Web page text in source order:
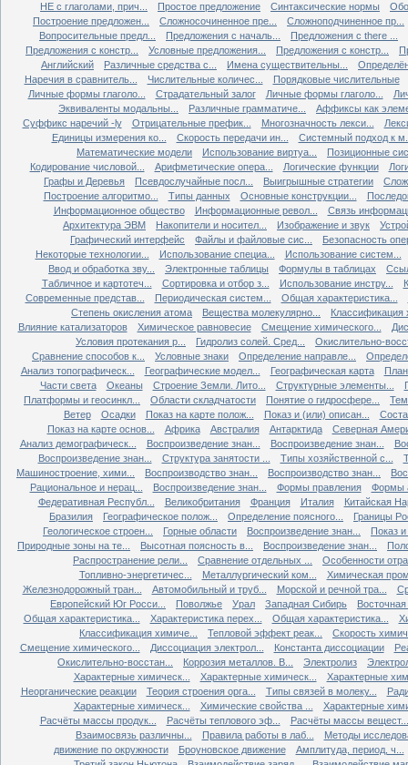
НЕ с глаголами, прич...
Простое предложение Синтаксические нормы
Построение предложен...
Сложносочиненное пре...
Сложноподчиненное пр...
Вопросительные предл...
Предложения с началь...
Предложения с there ...
Предложения с констр...
Условные предложения... Предложения с констр...
Английский
Различные средства с... Имена существительны...
Наречия в сравнитель...
Числительные количес...
Порядковые числительные
Личные формы глаголо...
Страдательный залог Личные формы глаголо...
Эквиваленты модальны...
Различные грамматиче...
Аффиксы как
Суффикс наречий -ly
Отрицательные префик... Многозначность лекси...
Единицы измерения ко...
Скорость передачи ин...
Системный подход к
Математические модели
Использование виртуа...
Позиционные
Кодирование числовой...
Арифметические опера... Логические функции
Графы и Деревья
Псевдослучайные посл... Выигрышные стратегии
Построение алгоритмо...
Типы данных Основные конструкции...
Информационное общество
Информационные револ...
Связь
Архитектура ЭВМ
Накопители и носител... Изображение и звук
Графический интерфейс
Файлы и файловые сис...
Безопасность
Некоторые технологии...
Использование специа...
Использование систем...
Ввод и обработка зву...
Электронные таблицы Формулы в таблицах
Табличное и картотеч...
Сортировка и отбор з... Использование инстру...
Современные представ...
Периодическая систем... Общая характеристика...
Степень окисления атома
Вещества молекулярно...
Классификация
Влияние катализаторов
Химическое равновесие Смещение химического...
Условия протекания р...
Гидролиз солей. Сред...
Окислительно-
Сравнение способов к...
Условные знаки Определение направле...
Анализ топографическ...
Географические модел... Географическая карта
Части света
Океаны Строение Земли. Лито... Структурные элементы...
Платформы и геосинкл...
Области складчатости Понятие о гидросфере...
Ветер
Осадки Показ на карте полож... Показ и (или) описан...
Показ на карте основ...
Африка Австралия Антарктида
Северная
Анализ демографическ...
Воспроизведение знан... Воспроизведение знан...
Воспроизведение знан...
Структура занятости ... Типы хозяйственной с...
Машиностроение, хими...
Воспроизводство знан... Воспроизводство знан...
Рациональное и нерац...
Воспроизведение знан... Формы правления
Формы
Федеративная Республ...
Великобритания Франция Италия
Китайская
Бразилия
Географическое полож... Определение поясного...
Границы
Геологическое строен...
Горные области Воспроизведение знан...
Показ
Природные зоны на те...
Высотная поясность в... Воспроизведение знан...
Распространение рели...
Сравнение отдельных ...
Особенности
Топливно-энергетичес...
Металлургический ком...
Химическая
Железнодорожный тран...
Автомобильный и труб... Морской и речной тра...
Европейский Юг Росси...
Поволжье Урал Западная Сибирь
Общая характеристика...
Характеристика перех... Общая характеристика...
Классификация химиче...
Тепловой эффект реак...
Скорость
Смещение химического...
Диссоциация электрол... Константа диссоциации
Окислительно-восстан...
Коррозия металлов. В... Электролиз
Характерные химическ...
Характерные химическ...
Характерные
Неорганические реакции
Теория строения орга... Типы связей в молеку...
Характерные химическ...
Химические свойства ...
Характерные
Расчёты массы продук...
Расчёты теплового эф...
Расчёты массы вещест...
Взаимосвязь различны...
Правила работы в лаб...
Методы
движение по окружности
Броуновское движение
Амплитуда, период, ч...